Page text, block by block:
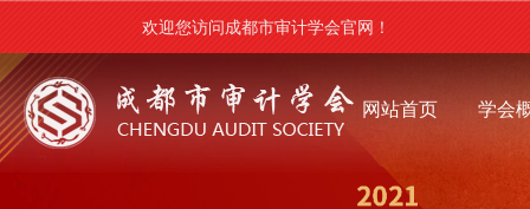
欢迎您访问成都市审计学会官网！
网站首页 学会